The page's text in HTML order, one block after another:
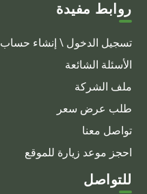
روابط مفيدة
تسجيل الدخول \ إنشاء حساب
الأسئلة الشائعة
ملف الشركة
طلب عرض سعر
تواصل معنا
احجز موعد زيارة للموقع
للتواصل